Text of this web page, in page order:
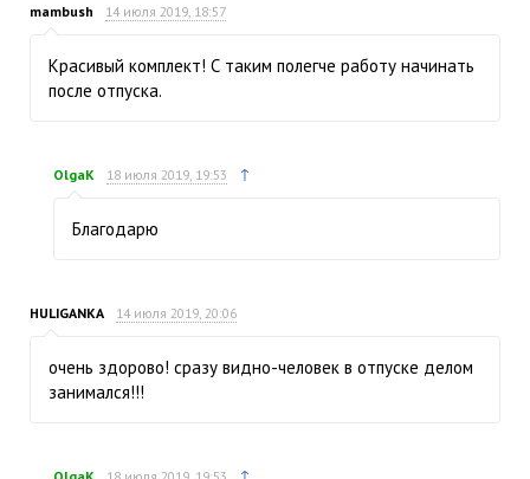
mambush 14 июля 2019, 18:57
Красивый комплект! С таким полегче работу начинать
после отпуска.
OlgaK 18 июля 2019, 19:53 ↑
Благодарю
HULIGANKA 14 июля 2019, 20:06
очень здорово! сразу видно-человек в отпуске делом
занимался!!!
OlgaK 18 июля 2019, 19:53